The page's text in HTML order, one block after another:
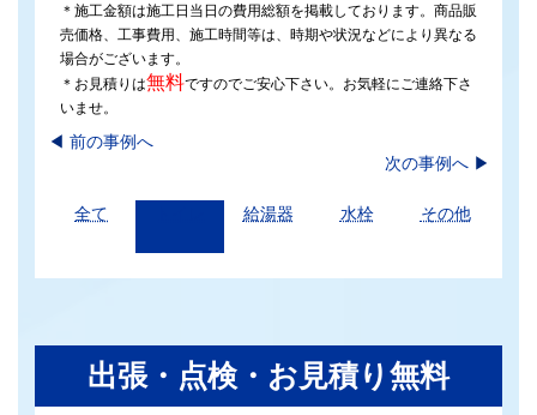
＊施工金額は施工日当日の費用総額を掲載しております。商品販
売価格、工事費用、施工時間等は、時期や状況などにより異なる
場合がございます。
＊お見積りは無料ですのでご安心下さい。お気軽にご連絡下さ
いませ。
◀︎ 前の事例へ
次の事例へ ▶
全て 給湯器 水栓 その他
出張・点検・お見積り無料